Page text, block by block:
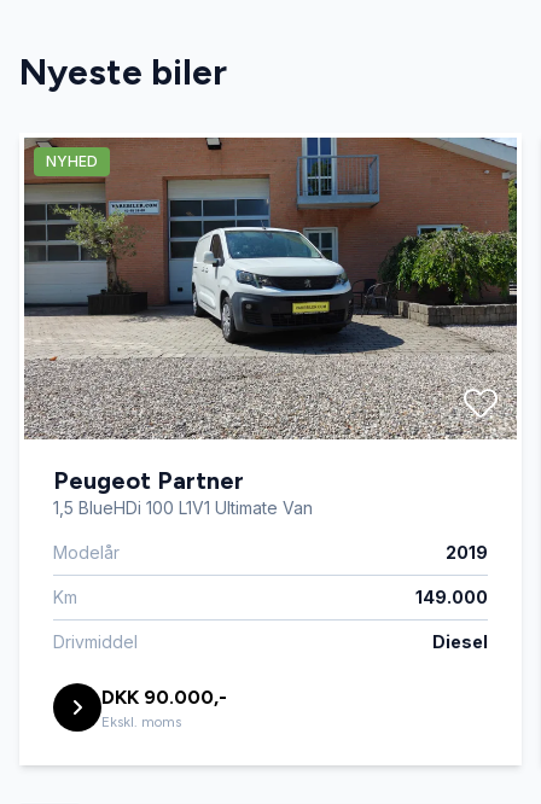
Nyeste biler
NYHED
Peugeot Partner
1,5 BlueHDi 100 L1V1 Ultimate Van
Modelår 2019
Km 149.000
Drivmiddel Diesel
DKK 90.000,-
Ekskl. moms